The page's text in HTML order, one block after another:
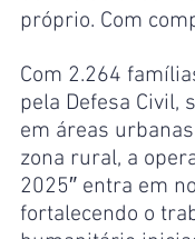
próprio. Com
Com 2.264
pela Defesa Civil,
em áreas
zona rural, a
2025″ entra em
fortalecendo o